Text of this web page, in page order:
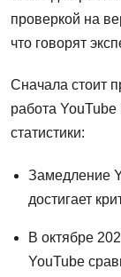
проверкой на
что говорят
Сначала стоит
работа
статистики:
Замедление
достигает
В октябре
YouTube